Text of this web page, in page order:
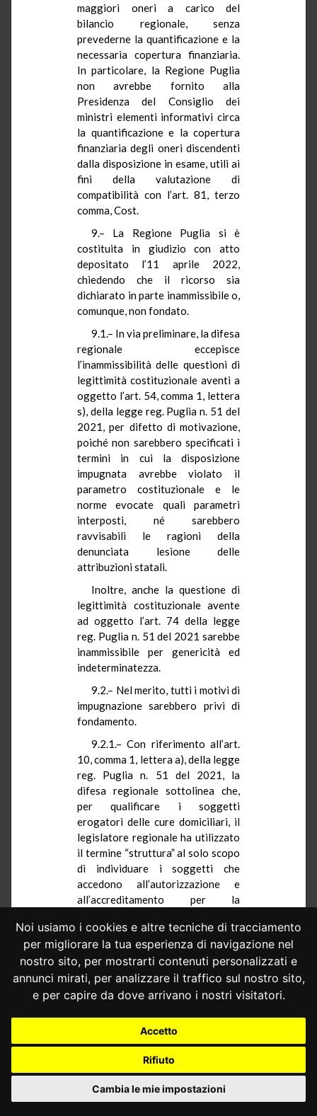
Noi usiamo i cookies e altre tecniche di tracciamento
per migliorare la tua esperienza di navigazione nel
nostro sito, per mostrarti contenuti personalizzati e
annunci mirati, per analizzare il traffico sul nostro sito,
e per capire da dove arrivano i nostri visitatori.
Accetto
Rifiuto
Cambia le mie impostazioni
maggiori oneri a carico del
bilancio regionale, senza
prevederne la quantificazione e la
necessaria copertura finanziaria.
In particolare, la Regione Puglia
non avrebbe fornito alla
Presidenza del Consiglio dei
ministri elementi informativi circa
la quantificazione e la copertura
finanziaria degli oneri discendenti
dalla disposizione in esame, utili ai
fini della valutazione di
compatibilità con l’art. 81, terzo
comma, Cost.
9.– La Regione Puglia si è
costituita in giudizio con atto
depositato l’11 aprile 2022,
chiedendo che il ricorso sia
dichiarato in parte inammissibile o,
comunque, non fondato.
9.1.– In via preliminare, la difesa
regionale eccepisce
l’inammissibilità delle questioni di
legittimità costituzionale aventi a
oggetto l’art. 54, comma 1, lettera
s), della legge reg. Puglia n. 51 del
2021, per difetto di motivazione,
poiché non sarebbero specificati i
termini in cui la disposizione
impugnata avrebbe violato il
parametro costituzionale e le
norme evocate quali parametri
interposti, né sarebbero
ravvisabili le ragioni della
denunciata lesione delle
attribuzioni statali.
Inoltre, anche la questione di
legittimità costituzionale avente
ad oggetto l’art. 74 della legge
reg. Puglia n. 51 del 2021 sarebbe
inammissibile per genericità ed
indeterminatezza.
9.2.– Nel merito, tutti i motivi di
impugnazione sarebbero privi di
fondamento.
9.2.1.– Con riferimento all’art.
10, comma 1, lettera a), della legge
reg. Puglia n. 51 del 2021, la
difesa regionale sottolinea che,
per qualificare i soggetti
erogatori delle cure domiciliari, il
legislatore regionale ha utilizzato
il termine “struttura” al solo scopo
di individuare i soggetti che
accedono all’autorizzazione e
all’accreditamento per la
Del resto, la definizione di
struttura sarebbe coerente con
quanto stabilito dalla Conferenza
permanente per i rapporti tra lo
Stato, le Regioni e Province
autonome di Trento e di Bolzano
nell’intesa del 4 agosto 2021,
recante «Proposta di requisiti
strutturali, tecnologici e
organizzativi minimi per
l’autorizzazione all’esercizio e